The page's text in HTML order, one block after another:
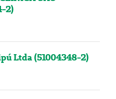
2)
Ltda (51004348-2)